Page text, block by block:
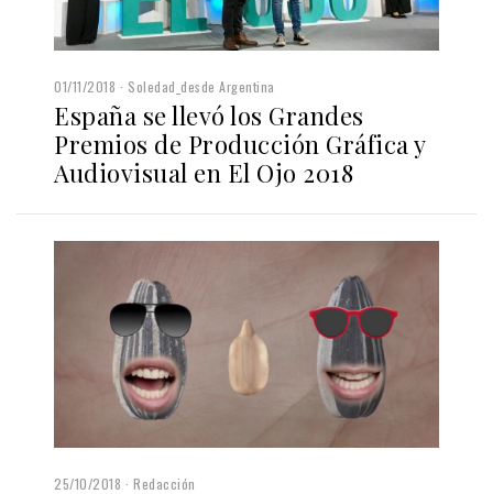
01/11/2018 Soledad_desde Argentina
España se llevó los Grandes
Premios de Producción Gráfica y
Audiovisual en El Ojo 2018
25/10/2018 Redacción